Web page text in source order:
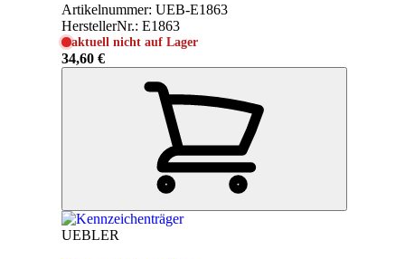
Artikelnummer: UEB-E1863
HerstellerNr.: E1863
aktuell nicht auf Lager
34,60 €
UEBLER